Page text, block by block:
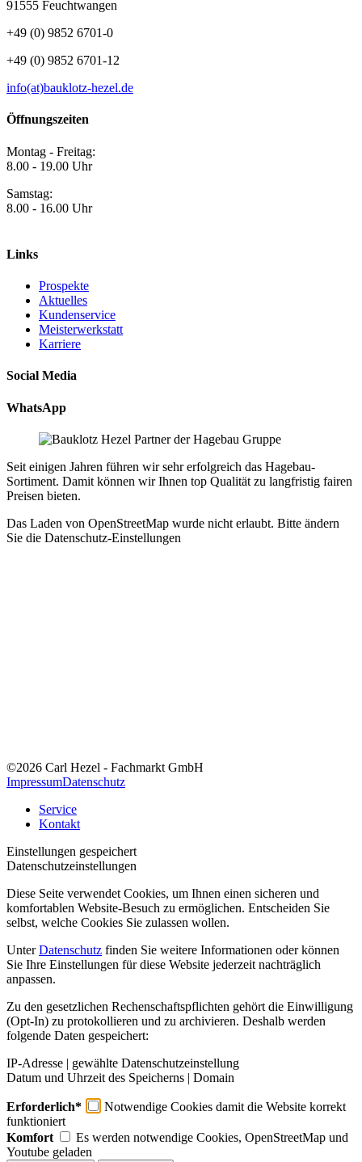
91555 Feuchtwangen
+49 (0) 9852 6701-0
+49 (0) 9852 6701-12
info(at)bauklotz-hezel.de
Öffnungszeiten
Montag - Freitag:
8.00 - 19.00 Uhr
Samstag:
8.00 - 16.00 Uhr
Links
Prospekte
Aktuelles
Kundenservice
Meisterwerkstatt
Karriere
Social Media
WhatsApp
Seit einigen Jahren führen wir sehr erfolgreich das Hagebau-
Sortiment. Damit können wir Ihnen top Qualität zu langfristig fairen
Preisen bieten.
Das Laden von OpenStreetMap wurde nicht erlaubt. Bitte ändern
Sie die Datenschutz-Einstellungen
©2026 Carl Hezel - Fachmarkt GmbH
ImpressumDatenschutz
Service
Kontakt
Einstellungen gespeichert
Datenschutzeinstellungen
Diese Seite verwendet Cookies, um Ihnen einen sicheren und
komfortablen Website-Besuch zu ermöglichen. Entscheiden Sie
selbst, welche Cookies Sie zulassen wollen.
UnterDatenschutz finden Sie weitere Informationen oder können
Sie Ihre Einstellungen für diese Website jederzeit nachträglich
anpassen.
Zu den gesetzlichen Rechenschaftspflichten gehört die Einwilligung
(Opt-In) zu protokollieren und zu archivieren. Deshalb werden
folgende Daten gespeichert:
IP-Adresse | gewählte Datenschutzeinstellung
Datum und Uhrzeit des Speicherns | Domain
Erforderlich*
Notwendige Cookies damit die Website korrekt
funktioniert
Komfort
Es werden notwendige Cookies, OpenStreetMap und
Youtube geladen